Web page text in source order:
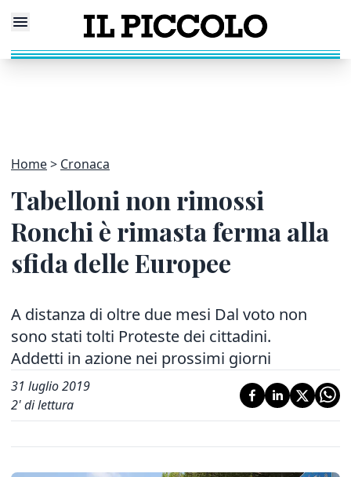
Home Cronaca
Tabelloni non rimossi
Ronchi è rimasta ferma alla
sfida delle Europee
A distanza di oltre due mesi Dal voto non
sono stati tolti Proteste dei cittadini.
Addetti in azione nei prossimi giorni
31 luglio 2019
2' di lettura